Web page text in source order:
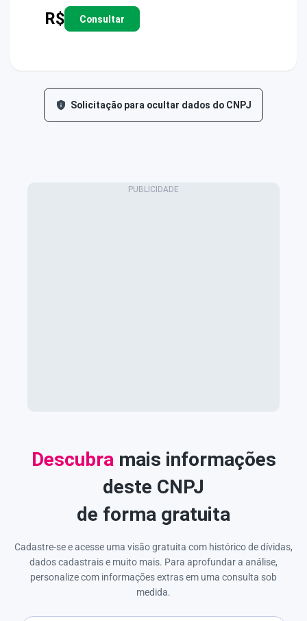
R$ Consultar
Solicitação para ocultar dados do CNPJ
Descubramais informações
deste CNPJ
de forma gratuita
Cadastre-se e acesse uma visão gratuita com histórico de dívidas,
dados cadastrais e muito mais. Para aprofundar a análise,
personalize com informações extras em uma consulta sob
medida.